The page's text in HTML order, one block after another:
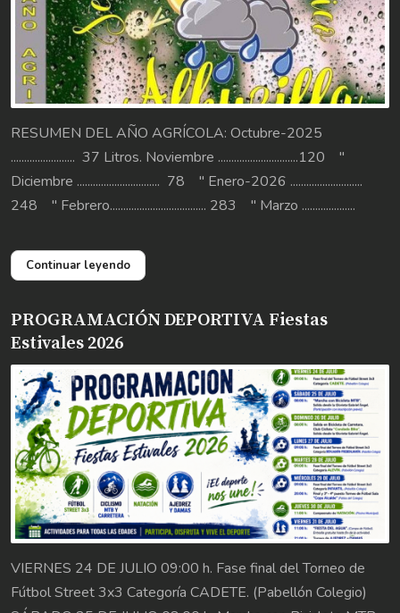
RESUMEN DEL AÑO AGRÍCOLA: Octubre-2025
........................ 37 Litros. Noviembre ..............................120 "
Diciembre ............................... 78 " Enero-2026 ...........................
248 " Febrero.................................... 283 " Marzo ....................
Continuar leyendo
PROGRAMACIÓN DEPORTIVA Fiestas
Estivales 2026
VIERNES 24 DE JULIO 09:00 h. Fase final del Torneo de
Fútbol Street 3x3 Categoría CADETE. (Pabellón Colegio)